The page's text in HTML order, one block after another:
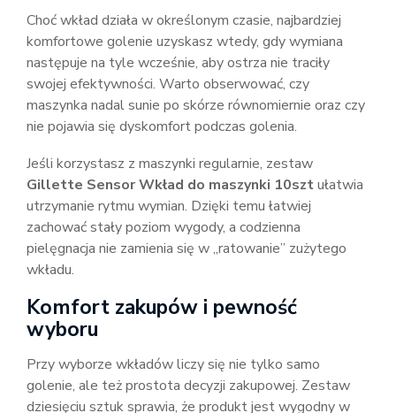
Choć wkład działa w określonym czasie, najbardziej
komfortowe golenie uzyskasz wtedy, gdy wymiana
następuje na tyle wcześnie, aby ostrza nie traciły
swojej efektywności. Warto obserwować, czy
maszynka nadal sunie po skórze równomiernie oraz czy
nie pojawia się dyskomfort podczas golenia.
Jeśli korzystasz z maszynki regularnie, zestaw
Gillette Sensor Wkład do maszynki 10sztułatwia
utrzymanie rytmu wymian. Dzięki temu łatwiej
zachować stały poziom wygody, a codzienna
pielęgnacja nie zamienia się w „ratowanie” zużytego
wkładu.
Komfort zakupów i pewność
wyboru
Przy wyborze wkładów liczy się nie tylko samo
golenie, ale też prostota decyzji zakupowej. Zestaw
dziesięciu sztuk sprawia, że produkt jest wygodny w